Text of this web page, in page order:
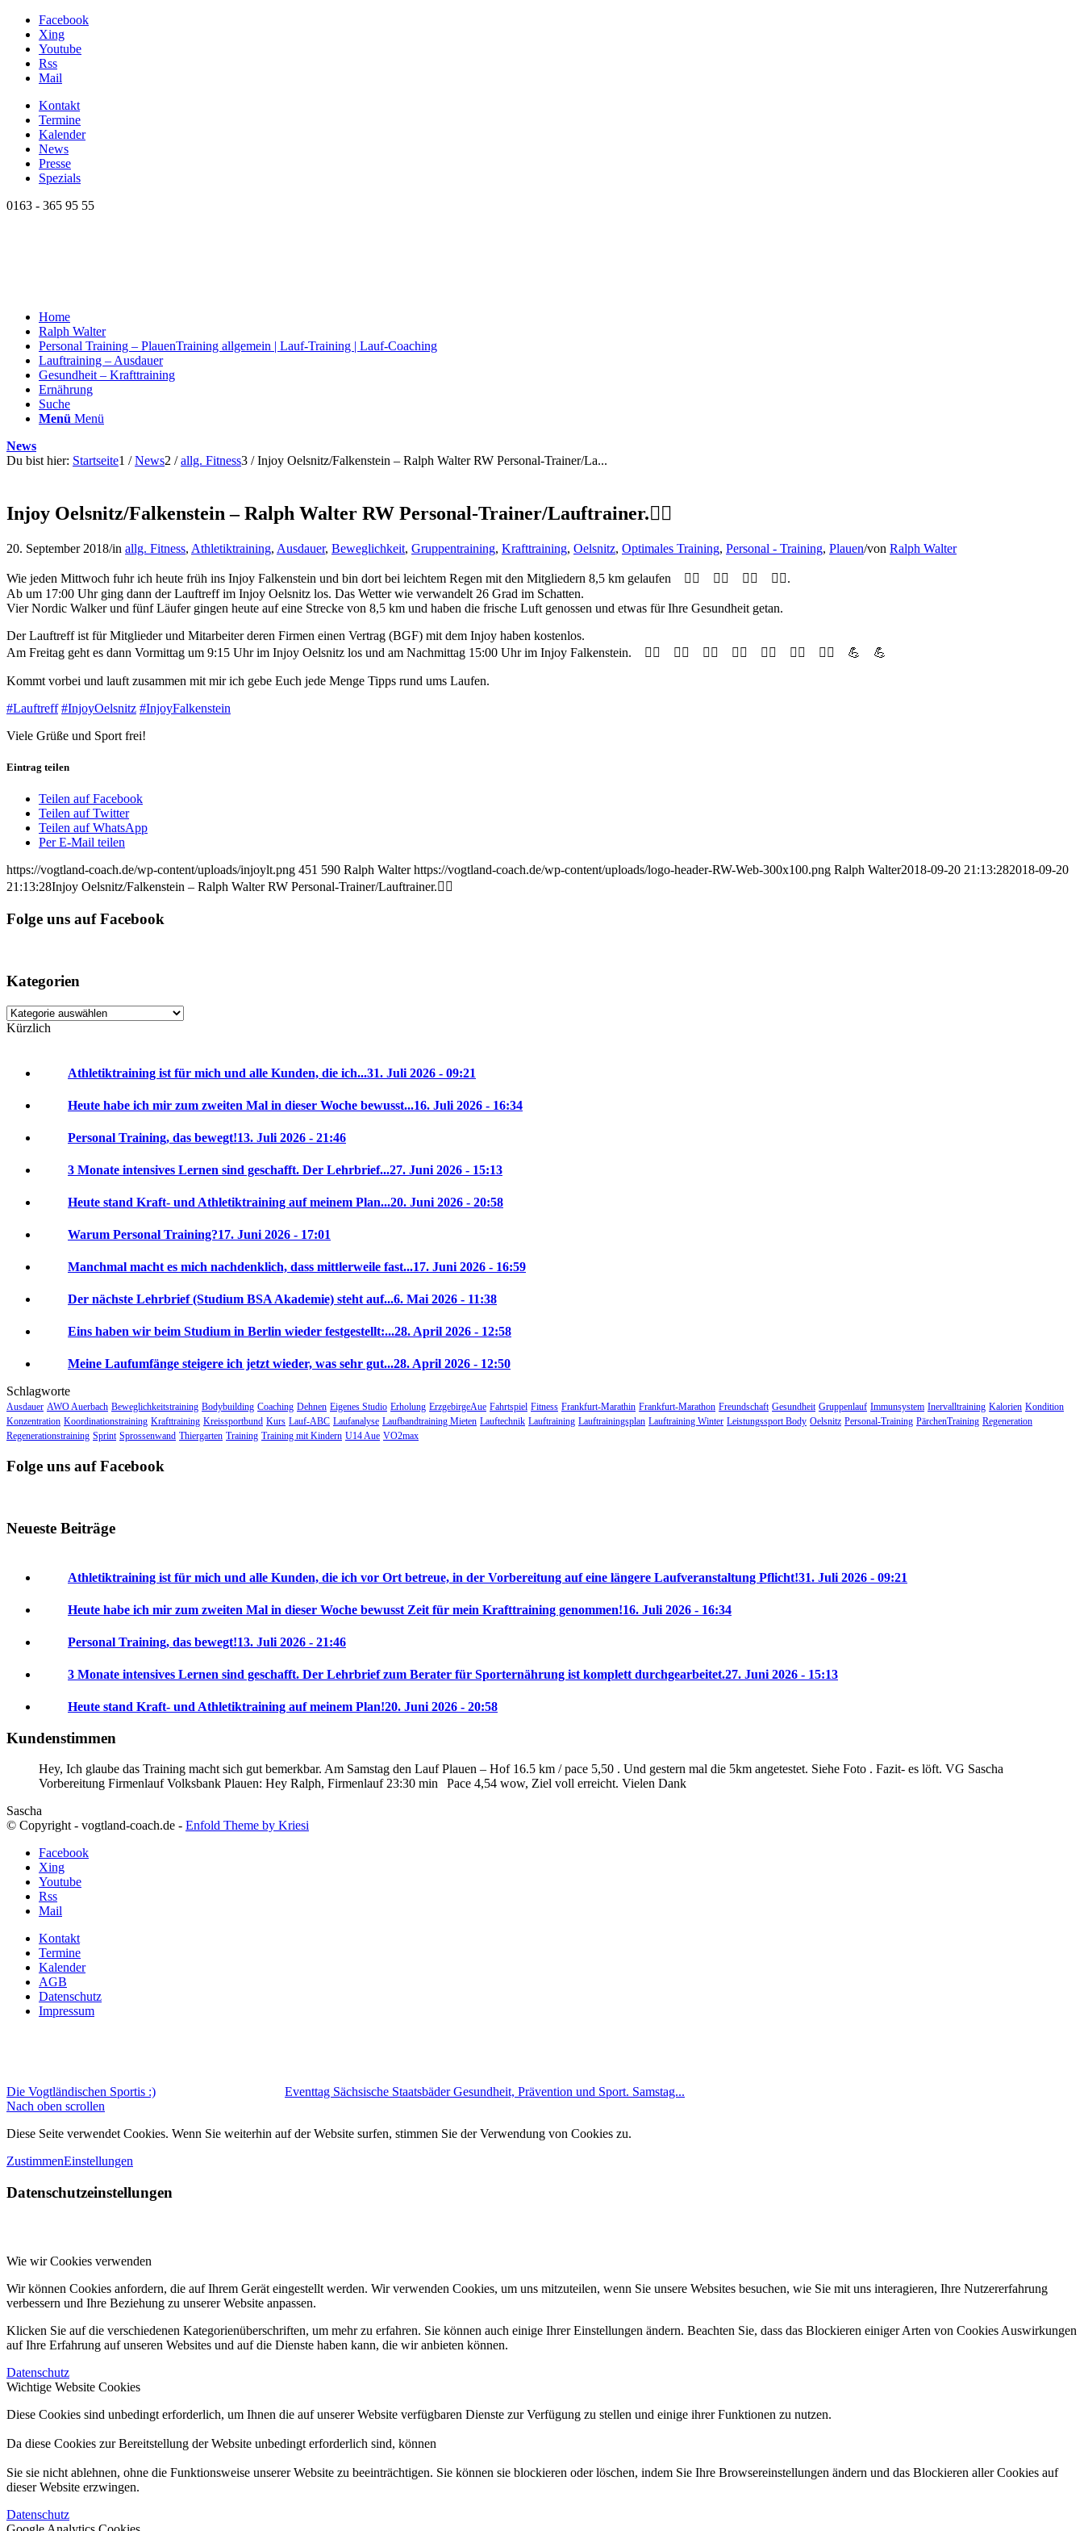
Facebook
Xing
Youtube
Rss
Mail
Kontakt
Termine
Kalender
News
Presse
Spezials
0163 - 365 95 55
Home
Ralph Walter
Personal Training – PlauenTraining allgemein | Lauf-Training | Lauf-Coaching
Lauftraining – Ausdauer
Gesundheit – Krafttraining
Ernährung
Suche
Menü Menü
News
Du bist hier: Startseite1 / News2 / allg. Fitness3 / Injoy Oelsnitz/Falkenstein – Ralph Walter RW Personal-Trainer/La...
Injoy Oelsnitz/Falkenstein – Ralph Walter RW Personal-Trainer/Lauftrainer.🏃‍♀️
20. September 2018/in allg. Fitness, Athletiktraining, Ausdauer, Beweglichkeit, Gruppentraining, Krafttraining, Oelsnitz, Optimales Training, Personal - Training, Plauen/von Ralph Walter
Wie jeden Mittwoch fuhr ich heute früh ins Injoy Falkenstein und bin dort bei leichtem Regen mit den Mitgliedern 8,5 km gelaufen 🏃‍♂️ 🏃‍♀️ 🏃‍♂️ 🏃‍♀️.
Ab um 17:00 Uhr ging dann der Lauftreff im Injoy Oelsnitz los. Das Wetter wie verwandelt 26 Grad im Schatten.
Vier Nordic Walker und fünf Läufer gingen heute auf eine Strecke von 8,5 km und haben die frische Luft genossen und etwas für Ihre Gesundheit getan.
Der Lauftreff ist für Mitglieder und Mitarbeiter deren Firmen einen Vertrag (BGF) mit dem Injoy haben kostenlos.
Am Freitag geht es dann Vormittag um 9:15 Uhr im Injoy Oelsnitz los und am Nachmittag 15:00 Uhr im Injoy Falkenstein.
🏃‍♀️ 🏃‍♂️ 🏃‍♀️ 🏃‍♂️ 🏃‍♀️ 🏃‍♂️ 🏃‍♀️ 💪 💪
Kommt vorbei und lauft zusammen mit mir ich gebe Euch jede Menge Tipps rund ums Laufen.
#Lauftreff #InjoyOelsnitz #InjoyFalkenstein
Viele Grüße und Sport frei!
Eintrag teilen
Teilen auf Facebook
Teilen auf Twitter
Teilen auf WhatsApp
Per E-Mail teilen
https://vogtland-coach.de/wp-content/uploads/injoylt.png 451 590 Ralph Walter https://vogtland-coach.de/wp-content/uploads/logo-header-RW-Web-300x100.png Ralph Walter2018-09-20 21:13:282018-09-20
21:13:28Injoy Oelsnitz/Falkenstein – Ralph Walter RW Personal-Trainer/Lauftrainer.🏃‍♀️
Folge uns auf Facebook
Kategorien
Kategorien
Kürzlich
Athletiktraining ist für mich und alle Kunden, die ich...31. Juli 2026 - 09:21
Heute habe ich mir zum zweiten Mal in dieser Woche bewusst...16. Juli 2026 - 16:34
Personal Training, das bewegt!13. Juli 2026 - 21:46
3 Monate intensives Lernen sind geschafft. Der Lehrbrief...27. Juni 2026 - 15:13
Heute stand Kraft- und Athletiktraining auf meinem Plan...20. Juni 2026 - 20:58
Warum Personal Training?17. Juni 2026 - 17:01
Manchmal macht es mich nachdenklich, dass mittlerweile fast...17. Juni 2026 - 16:59
Der nächste Lehrbrief (Studium BSA Akademie) steht auf...6. Mai 2026 - 11:38
Eins haben wir beim Studium in Berlin wieder festgestellt:...28. April 2026 - 12:58
Meine Laufumfänge steigere ich jetzt wieder, was sehr gut...28. April 2026 - 12:50
Schlagworte
Ausdauer AWO Auerbach Beweglichkeitstraining Bodybuilding Coaching Dehnen Eigenes Studio Erholung ErzgebirgeAue Fahrtspiel Fitness Frankfurt-Marathin Frankfurt-Marathon Freundschaft Gesundheit Gruppenlauf Immunsystem Inervalltraining Kalorien Kondition
Konzentration Koordinationstraining Krafttraining Kreissportbund Kurs Lauf-ABC Laufanalyse Laufbandtraining Mieten Lauftechnik Lauftraining Lauftrainingsplan Lauftraining Winter Leistungssport Body Oelsnitz Personal-Training PärchenTraining Regeneration
Regenerationstraining Sprint Sprossenwand Thiergarten Training Training mit Kindern U14 Aue VO2max
Folge uns auf Facebook
Neueste Beiträge
Athletiktraining ist für mich und alle Kunden, die ich vor Ort betreue, in der Vorbereitung auf eine längere Laufveranstaltung Pflicht!31. Juli 2026 - 09:21
Heute habe ich mir zum zweiten Mal in dieser Woche bewusst Zeit für mein Krafttraining genommen!16. Juli 2026 - 16:34
Personal Training, das bewegt!13. Juli 2026 - 21:46
3 Monate intensives Lernen sind geschafft. Der Lehrbrief zum Berater für Sporternährung ist komplett durchgearbeitet.27. Juni 2026 - 15:13
Heute stand Kraft- und Athletiktraining auf meinem Plan!20. Juni 2026 - 20:58
Kundenstimmen
Hey, Ich glaube das Training macht sich gut bemerkbar. Am Samstag den Lauf Plauen – Hof 16.5 km / pace 5,50 . Und gestern mal die 5km angetestet. Siehe Foto . Fazit- es löft. VG Sascha
Vorbereitung Firmenlauf Volksbank Plauen: Hey Ralph, Firmenlauf 23:30 min
Pace 4,54 wow, Ziel voll erreicht. Vielen Dank
Sascha
© Copyright - vogtland-coach.de - Enfold Theme by Kriesi
Facebook
Xing
Youtube
Rss
Mail
Kontakt
Termine
Kalender
AGB
Datenschutz
Impressum
Die Vogtländischen Sportis :)
Eventtag Sächsische Staatsbäder Gesundheit, Prävention und Sport. Samstag...
Nach oben scrollen
Diese Seite verwendet Cookies. Wenn Sie weiterhin auf der Website surfen, stimmen Sie der Verwendung von Cookies zu.
ZustimmenEinstellungen
Datenschutzeinstellungen
Wie wir Cookies verwenden
Wir können Cookies anfordern, die auf Ihrem Gerät eingestellt werden. Wir verwenden Cookies, um uns mitzuteilen, wenn Sie unsere Websites besuchen, wie Sie mit uns interagieren, Ihre Nutzererfahrung
verbessern und Ihre Beziehung zu unserer Website anpassen.
Klicken Sie auf die verschiedenen Kategorienüberschriften, um mehr zu erfahren. Sie können auch einige Ihrer Einstellungen ändern. Beachten Sie, dass das Blockieren einiger Arten von Cookies Auswirkungen
auf Ihre Erfahrung auf unseren Websites und auf die Dienste haben kann, die wir anbieten können.
Datenschutz
Wichtige Website Cookies
Diese Cookies sind unbedingt erforderlich, um Ihnen die auf unserer Website verfügbaren Dienste zur Verfügung zu stellen und einige ihrer Funktionen zu nutzen.
Da diese Cookies zur Bereitstellung der Website unbedingt erforderlich sind, können
Sie sie nicht ablehnen, ohne die Funktionsweise unserer Website zu beeinträchtigen. Sie können sie blockieren oder löschen, indem Sie Ihre Browsereinstellungen ändern und das Blockieren aller Cookies auf
dieser Website erzwingen.
Datenschutz